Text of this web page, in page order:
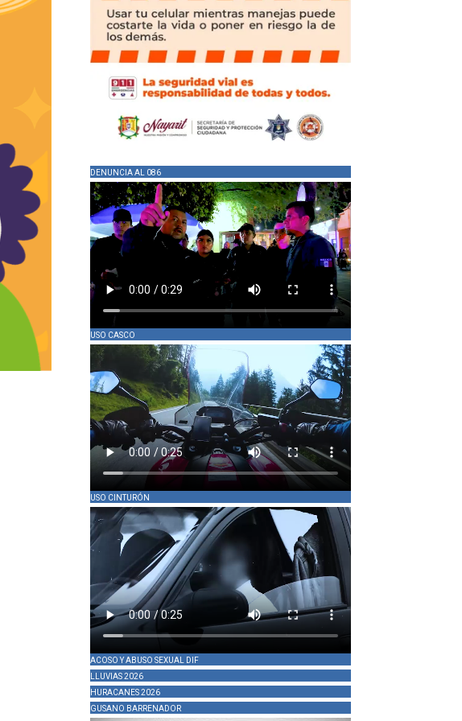
DENUNCIA AL 086
USO CASCO
USO CINTURÓN
ACOSO Y ABUSO SEXUAL DIF
LLUVIAS 2026
HURACANES 2026
GUSANO BARRENADOR